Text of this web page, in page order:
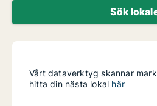
Sök
Vårt dataverktyg skannar
hitta din nästa lokal här